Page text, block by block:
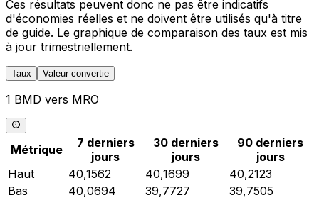
Ces résultats peuvent donc ne pas être indicatifs
d'économies réelles et ne doivent être utilisés qu'à titre
de guide. Le graphique de comparaison des taux est mis
à jour trimestriellement.
Taux Valeur convertie
1 BMD vers MRO
Métrique
7 derniers
jours
30 derniers
jours
90 derniers
jours
Haut
40,1562 40,1699
40,2123
Bas
40,0694 39,7727
39,7505